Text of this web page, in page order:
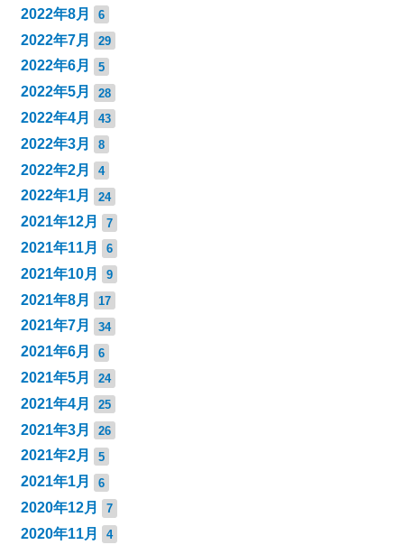
2022年8月 6
2022年7月 29
2022年6月 5
2022年5月 28
2022年4月 43
2022年3月 8
2022年2月 4
2022年1月 24
2021年12月 7
2021年11月 6
2021年10月 9
2021年8月 17
2021年7月 34
2021年6月 6
2021年5月 24
2021年4月 25
2021年3月 26
2021年2月 5
2021年1月 6
2020年12月 7
2020年11月 4